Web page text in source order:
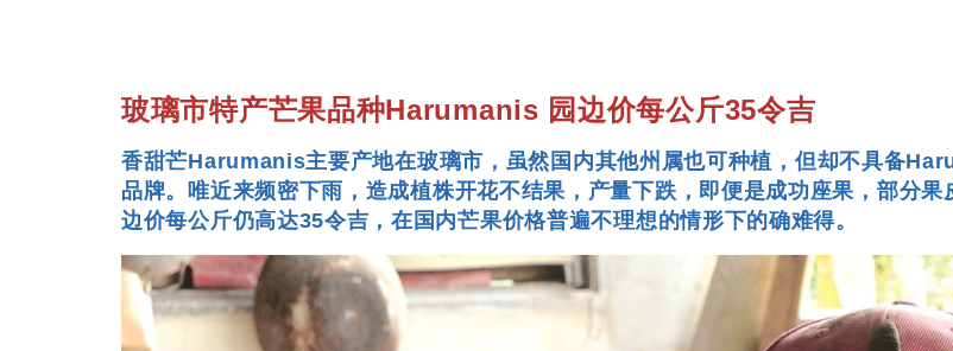
玻璃市特产芒果品种Harumanis 园边价每公斤35令吉
香甜芒Harumanis主要产地在玻璃市，虽然国内其他州属也可种植，但却不具备
品牌。唯近来频密下雨，造成植株开花不结果，产量下跌，即便是成功座果，部分
边价每公斤仍高达35令吉，在国内芒果价格普遍不理想的情形下的确难得。